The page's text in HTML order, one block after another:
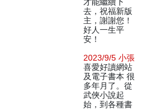
去，祝福新版
主，謝謝您！
好人一生平
安！
2023/9/5 小張
喜愛好讀網站
及電子書本 很
多年月了。從
武俠小說起
始，到各種書